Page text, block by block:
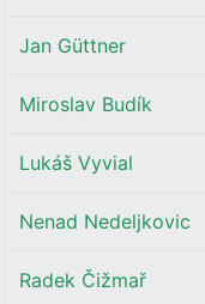
Jan Güttner
Miroslav Budík
Lukáš Vyvial
Nenad Nedeljkovic
Radek Čižmař